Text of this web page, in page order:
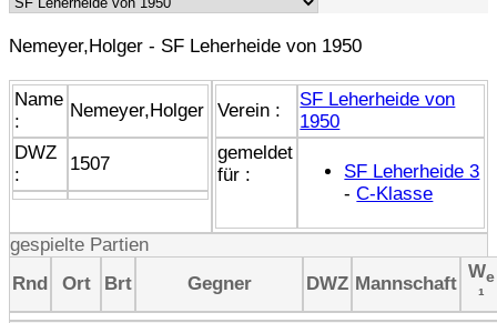
Nemeyer,Holger - SF Leherheide von 1950
Name
:
Nemeyer,Holger
DWZ
:
1507
Verein :
SF Leherheide von
1950
gemeldet
für :
SF Leherheide 3
-C-Klasse
gespielte Partien
Rnd
Ort Brt Gegner DWZ Mannschaft
We
¹